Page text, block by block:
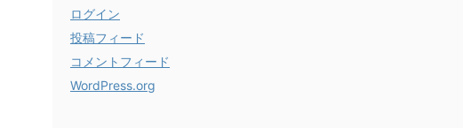
ログイン
投稿フィード
コメントフィード
WordPress.org